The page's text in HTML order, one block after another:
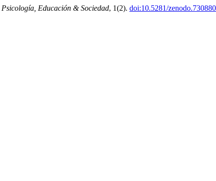
Psicología, Educación & Sociedad, 1(2). doi:10.5281/